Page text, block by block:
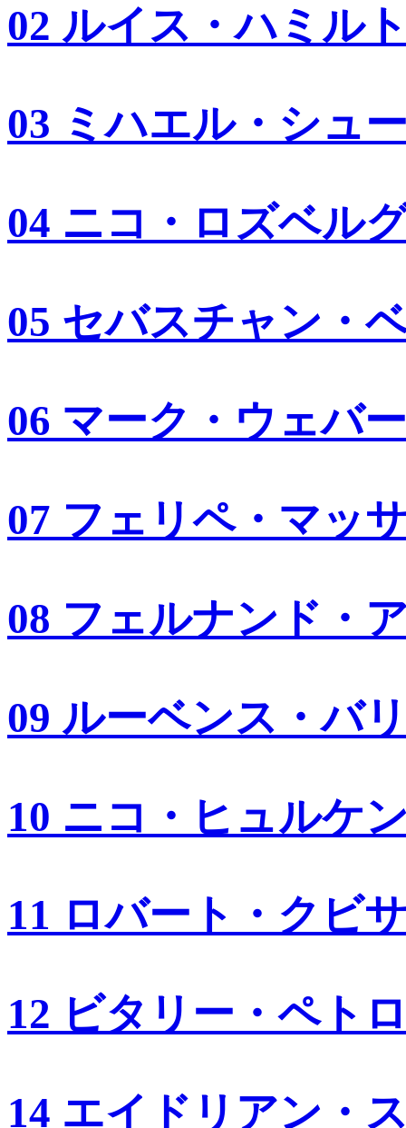
02 ルイス・ハミル
03 ミハエル・シュ
04 ニコ・ロズベル
05 セバスチャン・
06 マーク・ウェバー
07 フェリペ・マッ
08 フェルナンド・
09 ルーベンス・バ
10 ニコ・ヒュルケ
11 ロバート・クビ
12 ビタリー・ペト
14 エイドリアン・